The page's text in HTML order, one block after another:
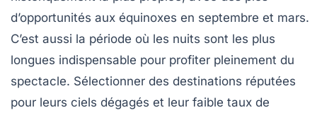
d’opportunités aux équinoxes en septembre et mars.
C’est aussi la période où les nuits sont les plus
longues indispensable pour profiter pleinement du
spectacle. Sélectionner des destinations réputées
pour leurs ciels dégagés et leur faible taux de